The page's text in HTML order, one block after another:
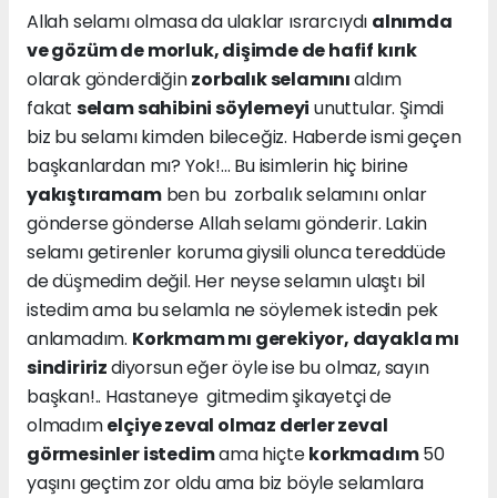
Allah selamı olmasa da ulaklar ısrarcıydı alnımda
ve gözüm de morluk, dişimde de hafif kırık
olarak gönderdiğinzorbalık selamınıaldım
fakat selam sahibini söylemeyi unuttular. Şimdi
biz bu selamı kimden bileceğiz. Haberde ismi geçen
başkanlardan mı? Yok!... Bu isimlerin hiç birine
yakıştıramamben bu zorbalık selamını onlar
gönderse gönderse Allah selamı gönderir. Lakin
selamı getirenler koruma giysili olunca tereddüde
de düşmedim değil. Her neyse selamın ulaştı bil
istedim ama bu selamla ne söylemek istedin pek
anlamadım. Korkmam mı gerekiyor, dayakla mı
sindiririzdiyorsun eğer öyle ise bu olmaz, sayın
başkan!.. Hastaneye gitmedim şikayetçi de
olmadımelçiye zeval olmaz derler zeval
görmesinler istedimama hiçtekorkmadım50
yaşını geçtim zor oldu ama biz böyle selamlara